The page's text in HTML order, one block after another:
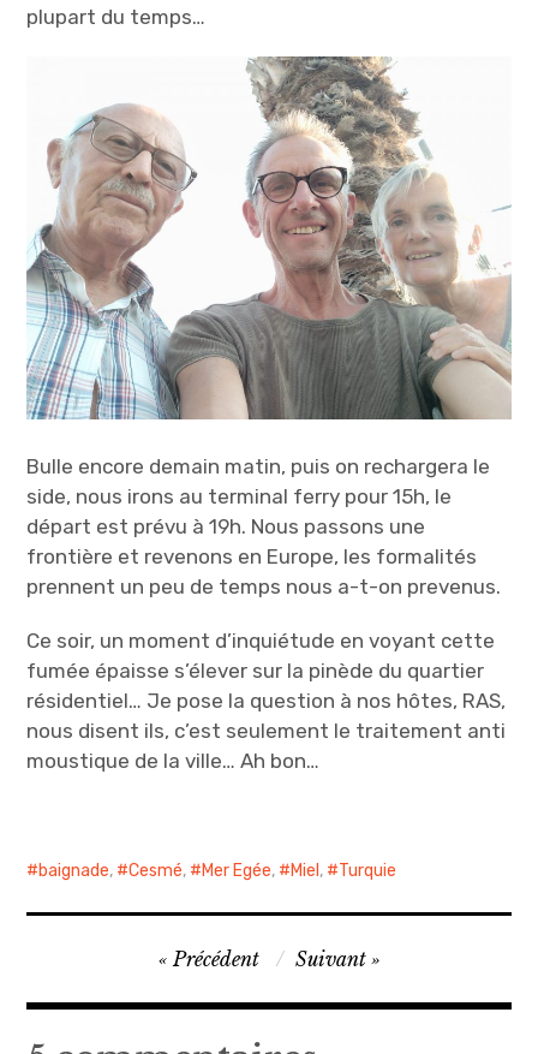
plupart du temps…
Bulle encore demain matin, puis on rechargera le
side, nous irons au terminal ferry pour 15h, le
départ est prévu à 19h. Nous passons une
frontière et revenons en Europe, les formalités
prennent un peu de temps nous a-t-on prevenus.
Ce soir, un moment d’inquiétude en voyant cette
fumée épaisse s’élever sur la pinède du quartier
résidentiel… Je pose la question à nos hôtes, RAS,
nous disent ils, c’est seulement le traitement anti
moustique de la ville… Ah bon…
baignade, Cesmé, Mer Egée, Miel , Turquie
Navigation
de
l’article
Précédent Suivant